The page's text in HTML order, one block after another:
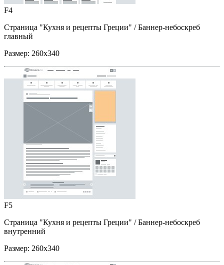
F4
Страница "Кухня и рецепты Греции" / Баннер-небоскреб
главный
Размер: 260x340
F5
Страница "Кухня и рецепты Греции" / Баннер-небоскреб
внутренний
Размер: 260x340